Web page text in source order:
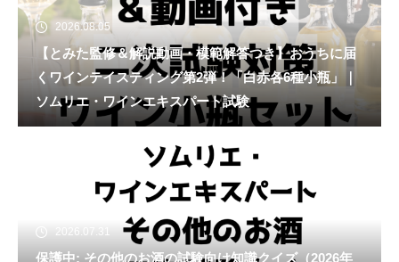
2026.08.05
【とみた監修＆解説動画・模範解答つき】おうちに届
くワインテイスティング第2弾！「白赤各6種小瓶」｜
ソムリエ・ワインエキスパート試験
2026.07.31
保護中: その他のお酒の試験向け知識クイズ（2026年